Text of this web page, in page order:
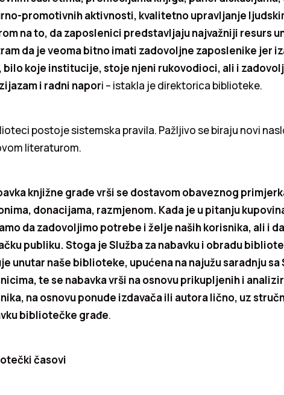
promotivnih aktivnosti, kvalitetno upravljanje
na to, da zaposlenici predstavljaju najvažniji resurs
da je veoma bitno imati zadovoljne zaposlenike jer
bilo koje institucije, stoje njeni rukovodioci, ali i
i radni napori – istakla je direktorica biblioteke.
postoje sistemska pravila. Pažljivo se biraju novi
literaturom.
knjižne građe vrši se dostavom obaveznog
donacijama, razmjenom. Kada je u pitanju
da zadovoljimo potrebe i želje naših korisnika, ali i
publiku. Stoga je Služba za nabavku i obradu
unutar naše biblioteke, upućena na najužu saradnju sa
te se nabavka vrši na osnovu prikupljenih i
na osnovu ponude izdavača ili autora lično, uz
bibliotečke građe.
časovi